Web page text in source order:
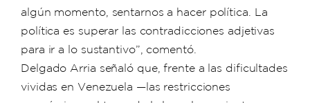
algún momento, sentarnos a hacer política. La
política es superar las contradicciones adjetivas
para ir a lo sustantivo”, comentó.
Delgado Arria señaló que, frente a las dificultades
vividas en Venezuela —las restricciones